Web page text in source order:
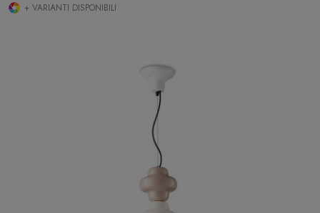
+ VARIANTI DISPONIBILI